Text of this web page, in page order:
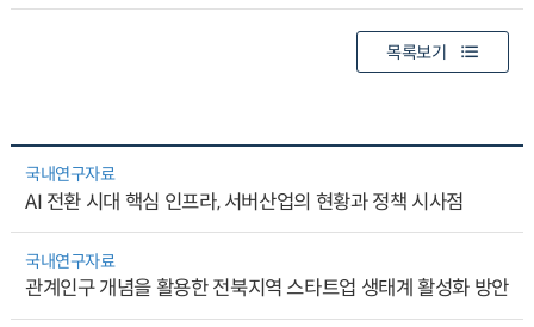
목록보기
국내연구자료
AI 전환 시대 핵심 인프라, 서버산업의 현황과 정책 시사점
국내연구자료
관계인구 개념을 활용한 전북지역 스타트업 생태계 활성화 방안